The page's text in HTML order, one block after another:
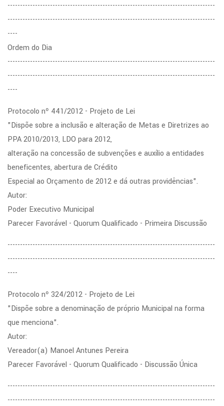
-----------------------------------------------------------------------------------
-----------------------------------------------------------------------------------
----
Ordem do Dia
-----------------------------------------------------------------------------------
-----------------------------------------------------------------------------------
----
Protocolo nº 441/2012 - Projeto de Lei
"Dispõe sobre a inclusão e alteração de Metas e Diretrizes ao
PPA 2010/2013, LDO para 2012,
alteração na concessão de subvenções e auxílio a entidades
beneficentes, abertura de Crédito
Especial ao Orçamento de 2012 e dá outras providências".
Autor:
Poder Executivo Municipal
Parecer Favorável - Quorum Qualificado - Primeira Discussão
-----------------------------------------------------------------------------------
-----------------------------------------------------------------------------------
----
Protocolo nº 324/2012 - Projeto de Lei
"Dispõe sobre a denominação de próprio Municipal na forma
que menciona".
Autor:
Vereador(a) Manoel Antunes Pereira
Parecer Favorável - Quorum Qualificado - Discussão Única
-----------------------------------------------------------------------------------
-----------------------------------------------------------------------------------